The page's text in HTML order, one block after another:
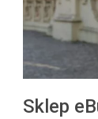
Sklep